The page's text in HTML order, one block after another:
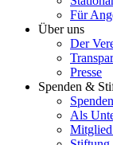
Für
Über uns
Der
Presse
Spenden &
Spenden
Als